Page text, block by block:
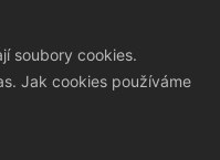
soubory cookies.
Jak cookies používáme